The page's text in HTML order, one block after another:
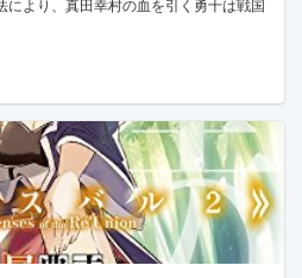
により、真田幸村の血を引く勇十は戦国